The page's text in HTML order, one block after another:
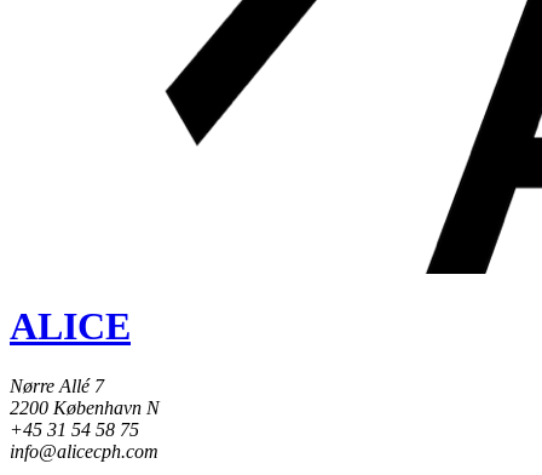
ALICE
Nørre Allé 7
2200 København N
+45 31 54 58 75
info@alicecph.com